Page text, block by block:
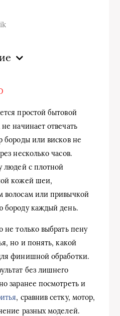
простой бытовой
начинает отвечать
бороды или висков не
несколько часов.
людей с плотной
кожей шеи,
волосам или привычкой
бороду каждый день.
не только выбрать пену
но и понять, какой
финишной обработки.
без лишнего
заранее посмотреть и
, сравнив сетку, мотор,
разных моделей.